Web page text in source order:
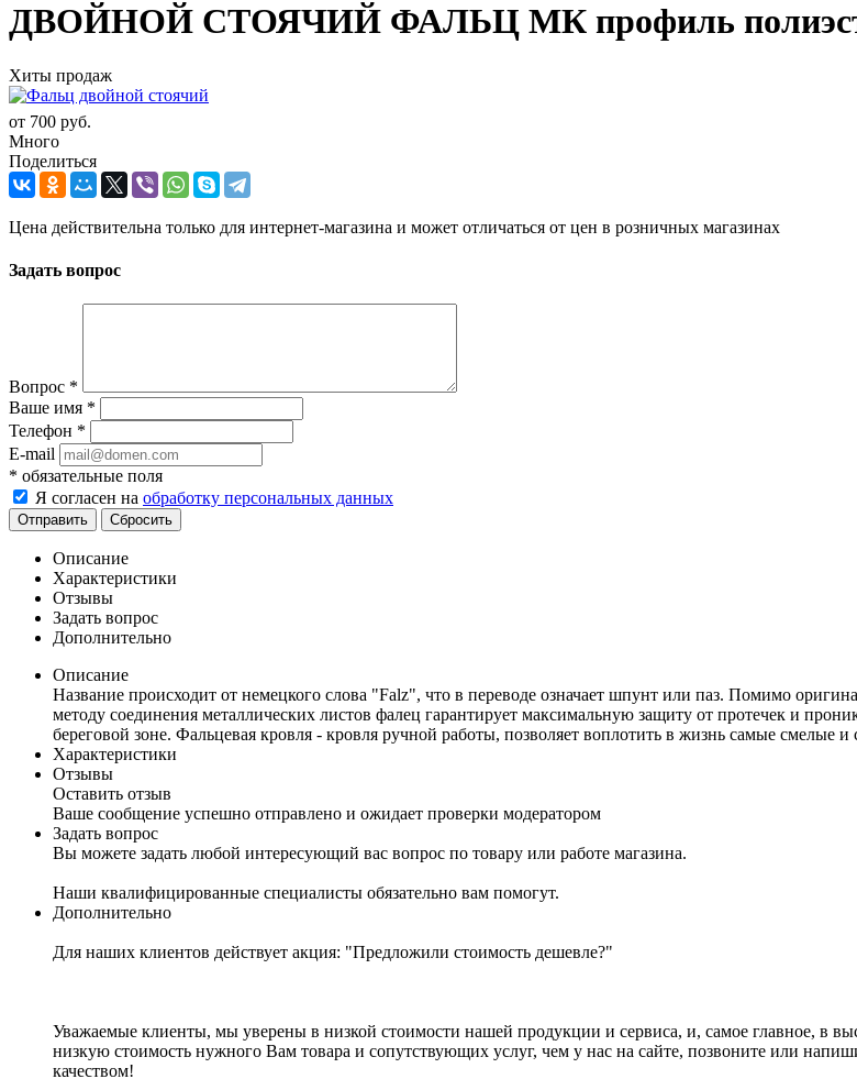
ДВОЙНОЙ СТОЯЧИЙ ФАЛЬЦ МК профиль
Хиты продаж
от 700 руб.
Много
Поделиться
Цена действительна только для интернет-магазина и может отличаться от цен в розничных магазинах
Задать вопрос
Вопрос *
Ваше имя *
Телефон *
E-mail
* обязательные поля
Я согласен на обработку персональных данных
Отправить Сбросить
Описание
Характеристики
Отзывы
Задать вопрос
Дополнительно
Описание
Название происходит от немецкого слова "Falz", что в переводе означает шпунт или паз. Помимо
методу соединения металлических листов фалец гарантирует максимальную защиту от протечек и
береговой зоне. Фальцевая кровля - кровля ручной работы, позволяет воплотить в жизнь самые смелые
Характеристики
Отзывы
Оставить отзыв
Ваше сообщение успешно отправлено и ожидает проверки модератором
Задать вопрос
Вы можете задать любой интересующий вас вопрос по товару или работе магазина.
Наши квалифицированные специалисты обязательно вам помогут.
Дополнительно
Для наших клиентов действует акция: "Предложили стоимость дешевле?"
Уважаемые клиенты, мы уверены в низкой стоимости нашей продукции и сервиса, и, самое главное, в
низкую стоимость нужного Вам товара и сопутствующих услуг, чем у нас на сайте, позвоните или
качеством!